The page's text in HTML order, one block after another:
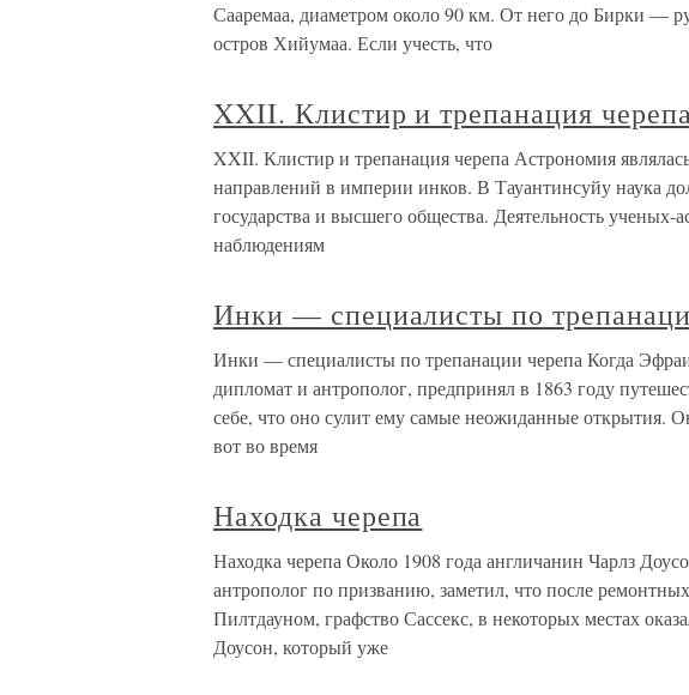
Сааремаа, диаметром около 90 км. От него до Бирки —
остров Хийумаа. Если учесть, что
XXII. Клистир и трепанация
XXII. Клистир и трепанация черепа Астрономия
направлений в империи инков. В Тауантинсуйу наука
государства и высшего общества. Деятельность ученых-
наблюдениям
Инки — специалисты по
Инки — специалисты по трепанации черепа Когда
дипломат и антрополог, предпринял в 1863 году
себе, что оно сулит ему самые неожиданные открытия.
вот во время
Находка черепа
Находка черепа Около 1908 года англичанин Чарлз
антрополог по призванию, заметил, что после
Пилтдауном, графство Сассекс, в некоторых местах
Доусон, который уже